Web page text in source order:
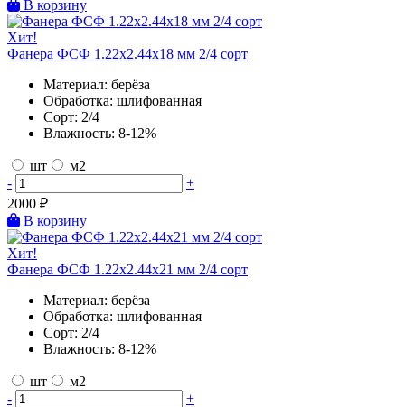
В корзину
Хит!
Фанера ФСФ 1.22х2.44х18 мм 2/4 сорт
Материал: берёза
Обработка: шлифованная
Сорт: 2/4
Влажность: 8-12%
шт
м2
-
+
2000 ₽
В корзину
Хит!
Фанера ФСФ 1.22х2.44х21 мм 2/4 сорт
Материал: берёза
Обработка: шлифованная
Сорт: 2/4
Влажность: 8-12%
шт
м2
-
+